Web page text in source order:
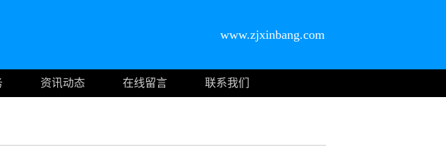
www.zjxinbang.com
资讯动态 在线留言
联系我们